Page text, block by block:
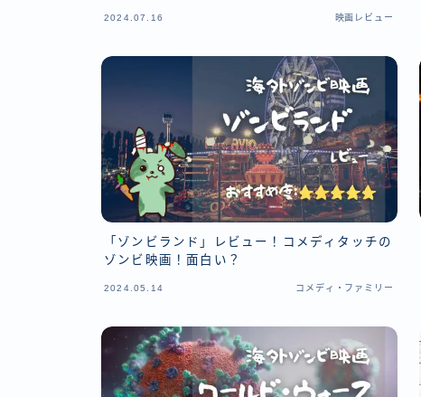
2024.07.16 映画レビュー
「ゾンビランド」レビュー！コメディタッチの
ゾンビ映画！面白い？
2024.05.14 コメディ・ファミリー